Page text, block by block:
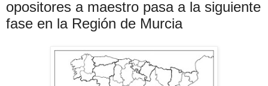
opositores a maestro pasa a la siguiente
fase en la Región de Murcia